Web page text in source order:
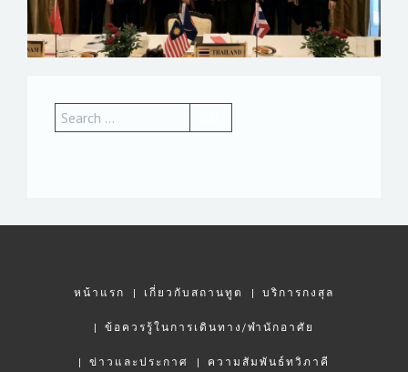
หน้าแรก เกี่ยวกับสถานทูต บริการกงสุล
ข้อควรรู้ในการเดินทาง/พำนักอาศัย
ข่าวและประกาศ ความสัมพันธ์ทวิภาคี